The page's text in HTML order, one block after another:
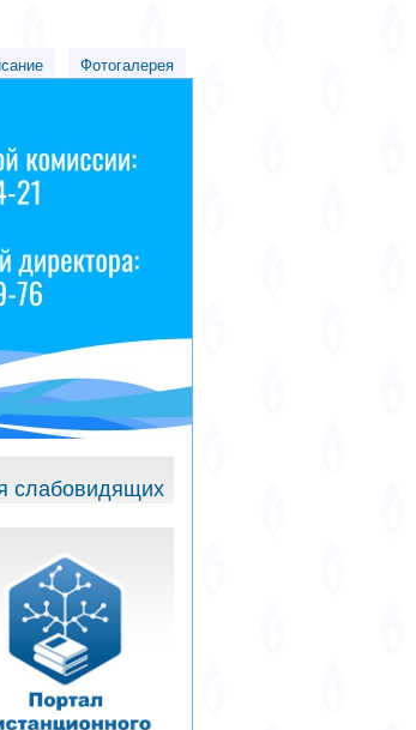
Фотогалерея
слабовидящих